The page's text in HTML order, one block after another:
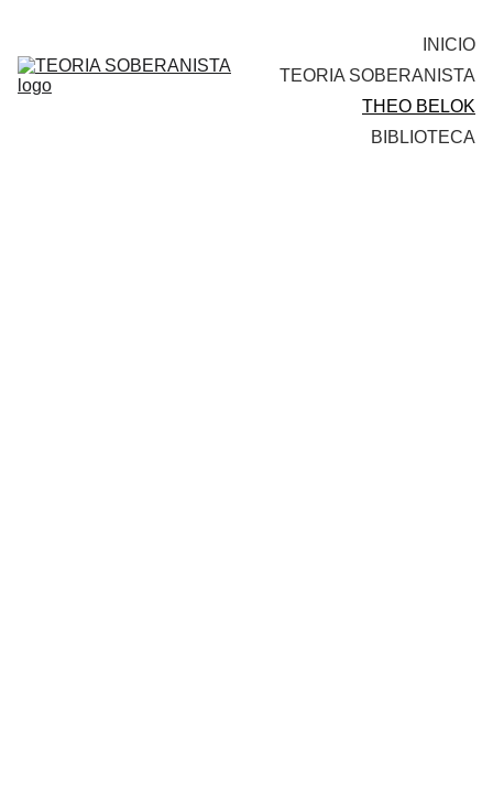
INICIO
TEORIA SOBERANISTA
THEO BELOK
BIBLIOTECA